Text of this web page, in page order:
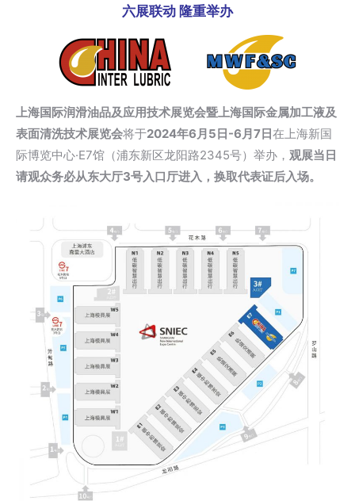
六展联动 隆重举办
上海国际润滑油品及应用技术展览会暨上海国际金属加工液及
表面清洗技术展览会将于2024年6月5日-6月7日在上海新国
际博览中心·E7馆（浦东新区龙阳路2345号）举办， 观展当日
请观众务必从东大厅3号入口厅进入，换取代表证后入场。